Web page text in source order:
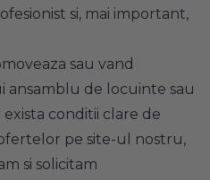
si, mai important,
sau vand
ansamblu de locuinte sau
conditii clare de
pe site-ul nostru,
si solicitam